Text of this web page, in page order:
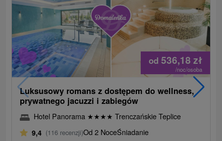
od 536,18zł
/noc/osoba
Luksusowy romans z dostępem do wellness,
prywatnego jacuzzi i zabiegów
Hotel Panorama ★★★★ Trenczańskie Teplice
9,4 (116 recenzji)Od 2 NoceŚniadanie